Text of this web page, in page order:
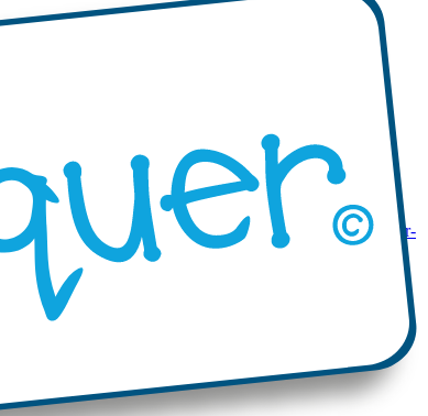
Étiquettes Autocollantes avec bords ondulés
Autocollants sur-